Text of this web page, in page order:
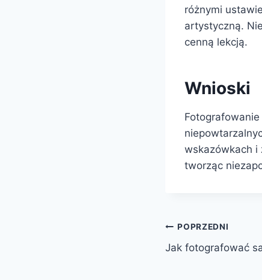
różnymi
artystyczną.
cenną lekcją.
Wnioski
wskazówkach i
tworząc
Nawigacja
wpisu
POPRZEDNI
Jak fotografować